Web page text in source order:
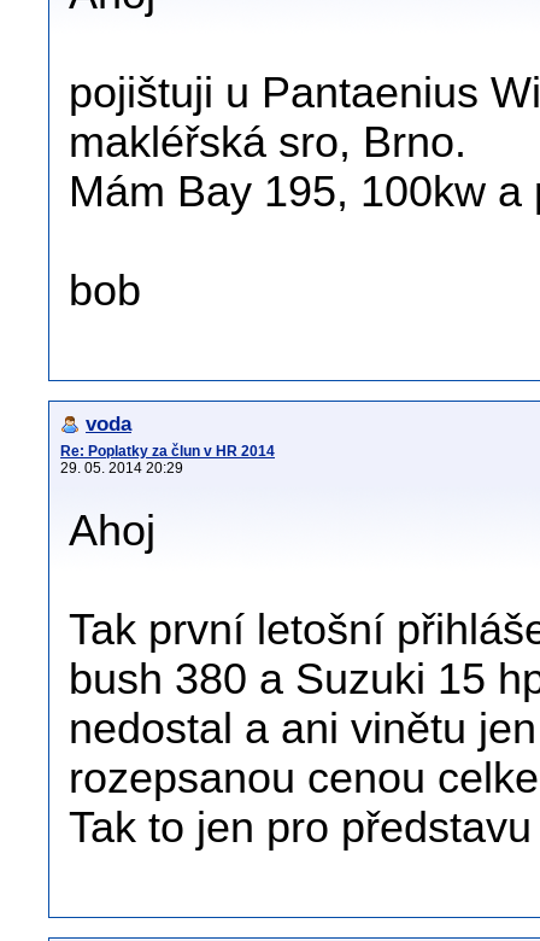
pojištuji u Pantaenius
makléřská sro, Brno.
Mám Bay 195, 100kw
bob
voda
Re: Poplatky za člun v HR 2014
29. 05. 2014 20:29
Ahoj
Tak první letošní
bush 380 a Suzuki 15
nedostal a ani vinětu
rozepsanou cenou
Tak to jen pro